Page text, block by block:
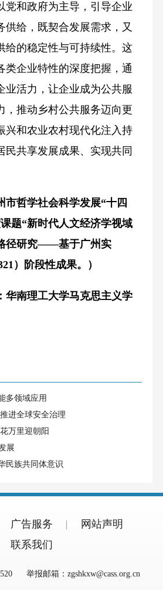
党和政府为主导，引导企业
供给，既契合发展需求，又
给的稳定性与可持续性。这
类企业特性的深度把握，通
业活力，让企业成为公共服
，推动乡村公共服务迈向更
兴和农业农村现代化注入持
民共享发展成果、实现共同
市哲学社会科学发展“十四
题“新时代人文经济学视域
径研究——基于广州实
）阶段性成果。）
南理工大学马克思主义学
多领域应用
进全球安全治理
万里迎朝阳
展
民族共同体意识
广告服务
网站声明
联系我们
举报邮箱：zgshkxw@cass.org.cn